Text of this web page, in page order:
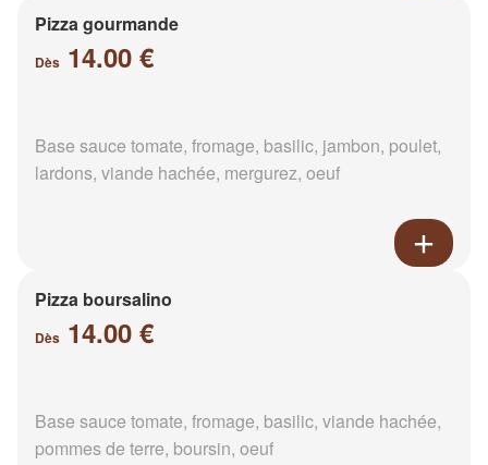
Pizza gourmande
Dès 14.00 €
Base sauce tomate, fromage, basilic, jambon, poulet,
lardons, viande hachée, mergurez, oeuf
Pizza boursalino
Dès 14.00 €
Base sauce tomate, fromage, basilic, viande hachée,
pommes de terre, boursin, oeuf